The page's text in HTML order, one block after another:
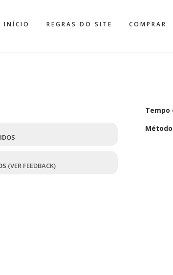
INÍCIO REGRAS DO SITE COMPRAR
(VER FEEDBACK)
Tempo